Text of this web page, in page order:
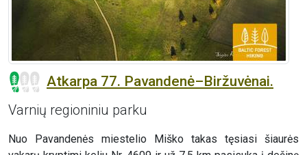
Atkarpa 77. Pavandenė–Biržuvėnai.
Varnių regioniniu parku
Nuo Pavandenės miestelio Miško takas tęsiasi šiaurės